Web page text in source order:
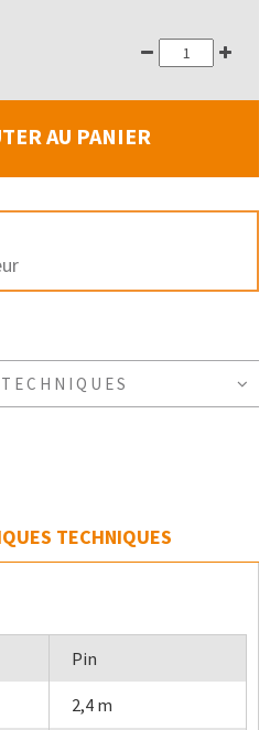
AU PANIER
TECHNIQUES
Pin
2,4 m